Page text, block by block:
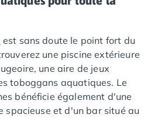
Roussillon
Plage
Roi
est sans doute le point fort du
une piscine extérieure
une aire de jeux
toboggans aquatiques. Le
bénéficie également d'une
spacieuse et d'un bar situé au